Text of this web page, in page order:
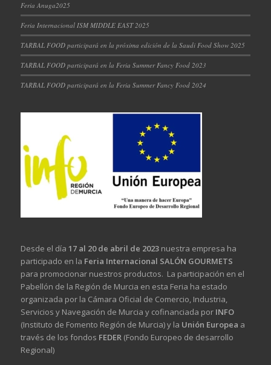
Feria Anuga2025
Feria Internacional ISM MIDDLE EAST 2025
TARBAL FOOD participará en la próxima edición de la Saudi Food Show 2025
TARBAL FOOD participará en la Feria Summer Fancy Food 2023
TARBAL FOOD participará en la Feria Summer Fancy Food 2024
Desde el día 17 al 20 de abril de 2023nuestra empresa ha
participado en la Feria Internacional SALÓN GOURMETS
para promocionar nuestros productos. La participación en el
Pabellón de la Región de Murcia en esta Feria ha estado
organizada por la Cámara Oficial de Comercio, Industria,
Servicios y Navegación de Murcia y cofinanciada por INFO
(Instituto de Fomento Región de Murcia) y la Unión Europea a
través de los fondos FEDER(Fondo Europeo de desarrollo
Regional)